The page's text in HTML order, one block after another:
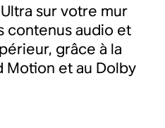
sur votre mur
contenus audio et
grâce à la
et au Dolby